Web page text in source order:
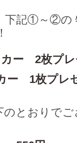
下記①～②の
ー 2枚プレ
ー 1枚プレ
のとおりで